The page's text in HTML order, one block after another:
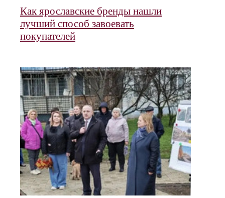
Как ярославские бренды нашли
лучший способ завоевать
покупателей